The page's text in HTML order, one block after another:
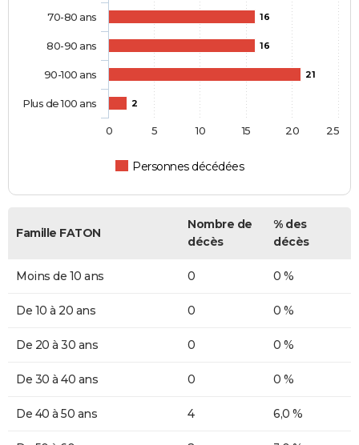
16
16
21
2
Personnes décédées
70-80 ans
80-90 ans
90-100 ans
Plus de 100 ans
0 5 10 15 20 25
Famille FATON
Nombre de
décès
% des
décès
Moins de 10 ans 0 0 %
De 10 à 20 ans 0 0 %
De 20 à 30 ans 0 0 %
De 30 à 40 ans 0 0 %
De 40 à 50 ans 4 6,0 %